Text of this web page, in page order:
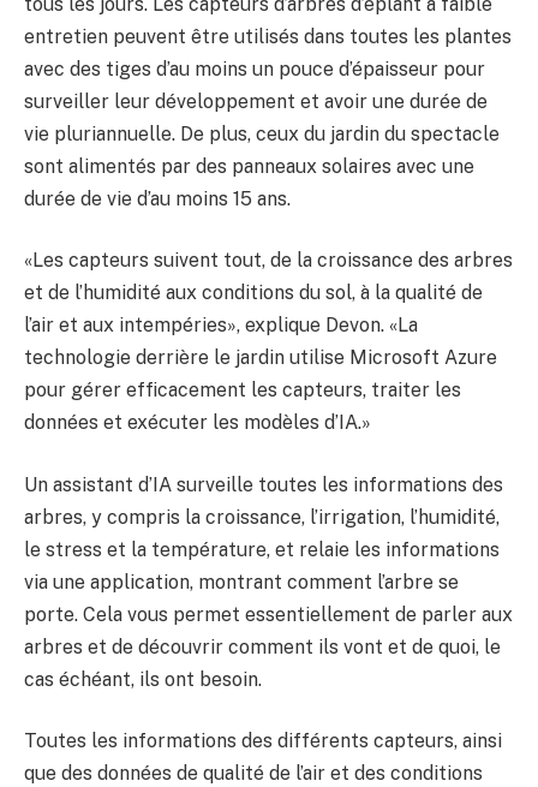
entretien peuvent être utilisés dans toutes les plantes
avec des tiges d’au moins un pouce d’épaisseur pour
surveiller leur développement et avoir une durée de
vie pluriannuelle. De plus, ceux du jardin du spectacle
sont alimentés par des panneaux solaires avec une
durée de vie d’au moins 15 ans.
«Les capteurs suivent tout, de la croissance des arbres
et de l’humidité aux conditions du sol, à la qualité de
l’air et aux intempéries», explique Devon. «La
technologie derrière le jardin utilise Microsoft Azure
pour gérer efficacement les capteurs, traiter les
données et exécuter les modèles d’IA.»
Un assistant d’IA surveille toutes les informations des
arbres, y compris la croissance, l’irrigation, l’humidité,
le stress et la température, et relaie les informations
via une application, montrant comment l’arbre se
porte. Cela vous permet essentiellement de parler aux
arbres et de découvrir comment ils vont et de quoi, le
cas échéant, ils ont besoin.
Toutes les informations des différents capteurs, ainsi
que des données de qualité de l’air et des conditions